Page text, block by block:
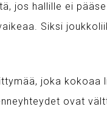
jos hallille ei pääse
Siksi
joka kokoaa
ovat